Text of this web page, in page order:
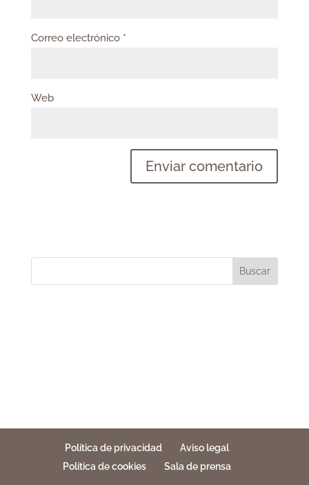
Correo electrónico *
Web
Buscar
Política de privacidad
Aviso legal
Política de cookies
Sala de prensa